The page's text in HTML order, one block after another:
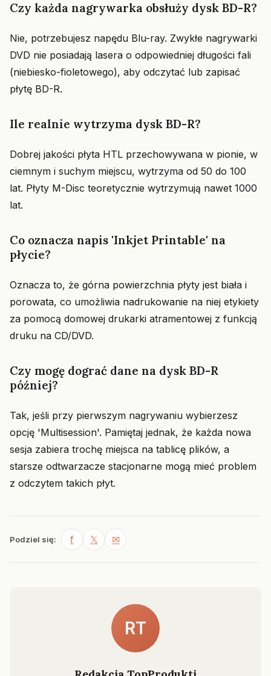
Czy każda nagrywarka obsłuży dysk BD-R?
Nie, potrzebujesz napędu Blu-ray. Zwykłe nagrywarki
DVD nie posiadają lasera o odpowiedniej długości fali
(niebiesko-fioletowego), aby odczytać lub zapisać
płytę BD-R.
Ile realnie wytrzyma dysk BD-R?
Dobrej jakości płyta HTL przechowywana w pionie, w
ciemnym i suchym miejscu, wytrzyma od 50 do 100
lat. Płyty M-Disc teoretycznie wytrzymują nawet 1000
lat.
Co oznacza napis 'Inkjet Printable' na
płycie?
Oznacza to, że górna powierzchnia płyty jest biała i
porowata, co umożliwia nadrukowanie na niej etykiety
za pomocą domowej drukarki atramentowej z funkcją
druku na CD/DVD.
Czy mogę dograć dane na dysk BD-R
później?
Tak, jeśli przy pierwszym nagrywaniu wybierzesz
opcję 'Multisession'. Pamiętaj jednak, że każda nowa
sesja zabiera trochę miejsca na tablicę plików, a
starsze odtwarzacze stacjonarne mogą mieć problem
z odczytem takich płyt.
Podziel się: f 𝕏 ✉
RT